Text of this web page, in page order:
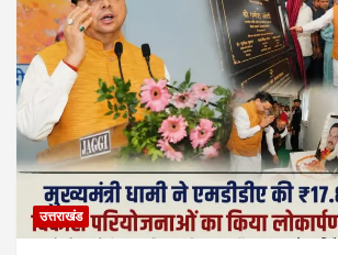
उत्तराखंड